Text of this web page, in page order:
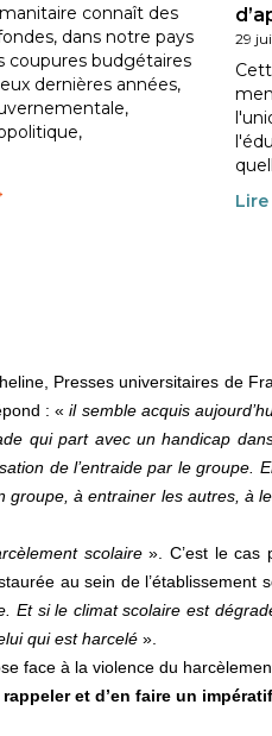
connaît des
dans notre pays
coupures budgétaires
dernières années,
29
Presses universitaires de
: «il semble acquis
qui part avec un handicap
de l’entraide par le
à entrainer les autres,
scolaire». C’est le cas
au sein de l’établissement
Et si le climat scolaire est
qui est harcelé ».
face à la violence du
et d’en faire un